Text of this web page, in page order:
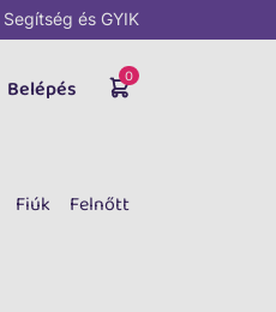
Segítség és GYIK
Belépés 0
Fiúk Felnőtt